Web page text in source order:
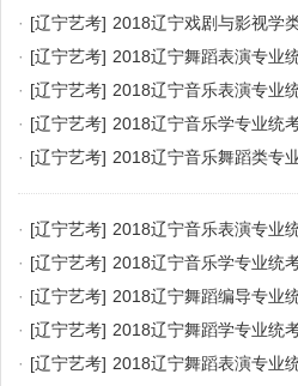
· [辽宁艺考] 2018辽宁戏剧与影视学
· [辽宁艺考] 2018辽宁舞蹈表演专业
· [辽宁艺考] 2018辽宁音乐表演专业
· [辽宁艺考] 2018辽宁音乐学专业统
· [辽宁艺考] 2018辽宁音乐舞蹈类专
· [辽宁艺考] 2018辽宁音乐表演专业
· [辽宁艺考] 2018辽宁音乐学专业统
· [辽宁艺考] 2018辽宁舞蹈编导专业
· [辽宁艺考] 2018辽宁舞蹈学专业统
· [辽宁艺考] 2018辽宁舞蹈表演专业